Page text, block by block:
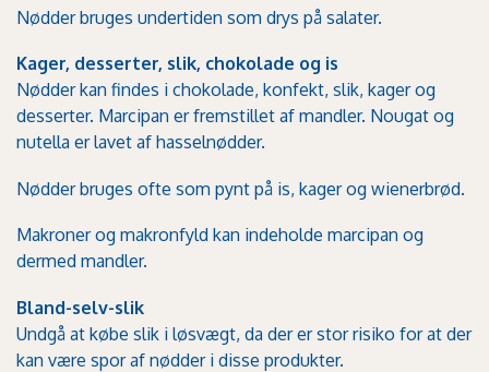
Nødder bruges undertiden som drys på salater.
Kager, desserter, slik, chokolade og is
Nødder kan findes i chokolade, konfekt, slik, kager og
desserter. Marcipan er fremstillet af mandler. Nougat og
nutella er lavet af hasselnødder.
Nødder bruges ofte som pynt på is, kager og wienerbrød.
Makroner og makronfyld kan indeholde marcipan og
dermed mandler.
Bland-selv-slik
Undgå at købe slik i løsvægt, da der er stor risiko for at der
kan være spor af nødder i disse produkter.